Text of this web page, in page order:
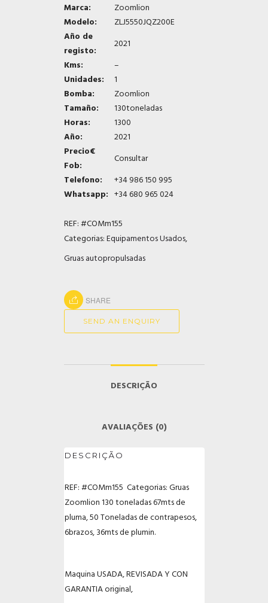
Marca:
Zoomlion
Modelo:
ZLJ5550JQZ200E
Año de
registo:
2021
Kms:
–
Unidades:
1
Bomba:
Zoomlion
Tamaño:
130toneladas
Horas:
1300
Año:
2021
Precio€
Fob:
Consultar
Telefono:
+34 986 150 995
Whatsapp: +34 680 965 024
REF:#COMm155
Categorias:Equipamentos Usados,
Gruas autopropulsadas
SHARE
SEND AN ENQUIRY
DESCRIÇÃO
AVALIAÇÕES (0)
DESCRIÇÃO
REF: #COMm155 Categorias: Gruas
Zoomlion 130 toneladas 67mts de
pluma, 50 Toneladas de contrapesos,
6brazos, 36mts de plumin.
Maquina USADA, REVISADA Y CON
GARANTIA original,